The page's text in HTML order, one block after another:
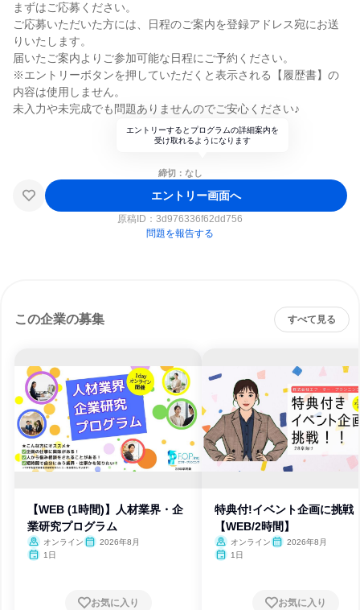
まずはご応募ください。
ご応募いただいた方には、日程のご案内を登録アドレス宛にお送
りいたします。
届いたご案内よりご参加可能な日程にご予約ください。
※エントリーボタンを押していただくと表示される【履歴書】の
内容は使用しません。
未入力や未完成でも問題ありませんのでご安心ください♪
エントリーするとプログラムの詳細案内を
受け取れるようになります
締切：なし
エントリー画面へ
原稿ID： 3d976336f62dd756
問題を報告する
この企業の募集 すべて見る
【WEB (1時間)】人材業界・企
業研究プログラム
オンライン
2026年8月
1日
お気に入り
特典付!イベント企画に挑戦
【WEB/2時間】
オンライン
2026年8月
1日
お気に入り